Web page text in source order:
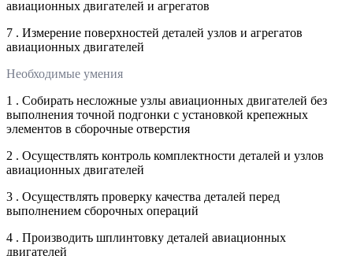
авиационных двигателей и агрегатов
7 . Измерение поверхностей деталей узлов и агрегатов
авиационных двигателей
Необходимые умения
1 . Собирать несложные узлы авиационных двигателей без
выполнения точной подгонки с установкой крепежных
элементов в сборочные отверстия
2 . Осуществлять контроль комплектности деталей и узлов
авиационных двигателей
3 . Осуществлять проверку качества деталей перед
выполнением сборочных операций
4 . Производить шплинтовку деталей авиационных
двигателей